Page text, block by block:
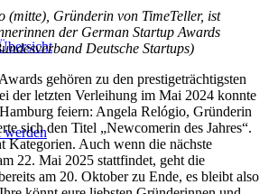
(mitte), Gründerin von TimeTeller, ist
der German Startup Awards
Deutsche Startups)
gehören zu den prestigeträchtigsten
der letzten Verleihung im Mai 2024 konnte
feiern: Angela Relógio, Gründerin
sich den Titel „Newcomerin des Jahres“.
Kategorien. Auch wenn die nächste
22. Mai 2025 stattfindet, geht die
am 20. Oktober zu Ende, es bleibt also